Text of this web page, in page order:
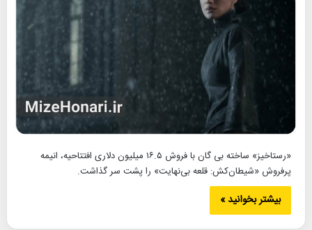
«رستاخیز» ساخته بی گان با فروش ۱۶.۵ میلیون دلاری افتتاحیه، انیمه
پرفروش «شیطان‌کش: قلعه بی‌نهایت» را پشت سر گذاشت.
بیشتر بخوانید »